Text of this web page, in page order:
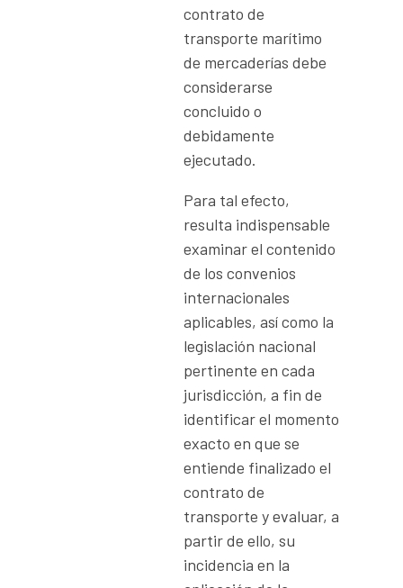
contrato de
transporte marítimo
de mercaderías debe
considerarse
concluido o
debidamente
ejecutado.
Para tal efecto,
resulta indispensable
examinar el contenido
de los convenios
internacionales
aplicables, así como la
legislación nacional
pertinente en cada
jurisdicción, a fin de
identificar el momento
exacto en que se
entiende finalizado el
contrato de
transporte y evaluar, a
partir de ello, su
incidencia en la